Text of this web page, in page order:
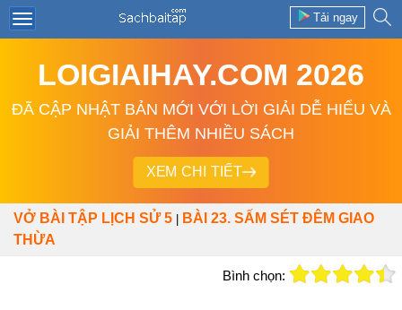
Tải ngay
LOIGIAIHAY.COM 2026
ĐÃ CẬP NHẬT BẢN MỚI VỚI LỜI GIẢI DỄ HIỂU VÀ
GIẢI THÊM NHIỀU SÁCH
XEM CHI TIẾT
VỞ BÀI TẬP LỊCH SỬ 5
BÀI 23. SẤM SÉT ĐÊM GIAO
THỪA
Bình chọn: